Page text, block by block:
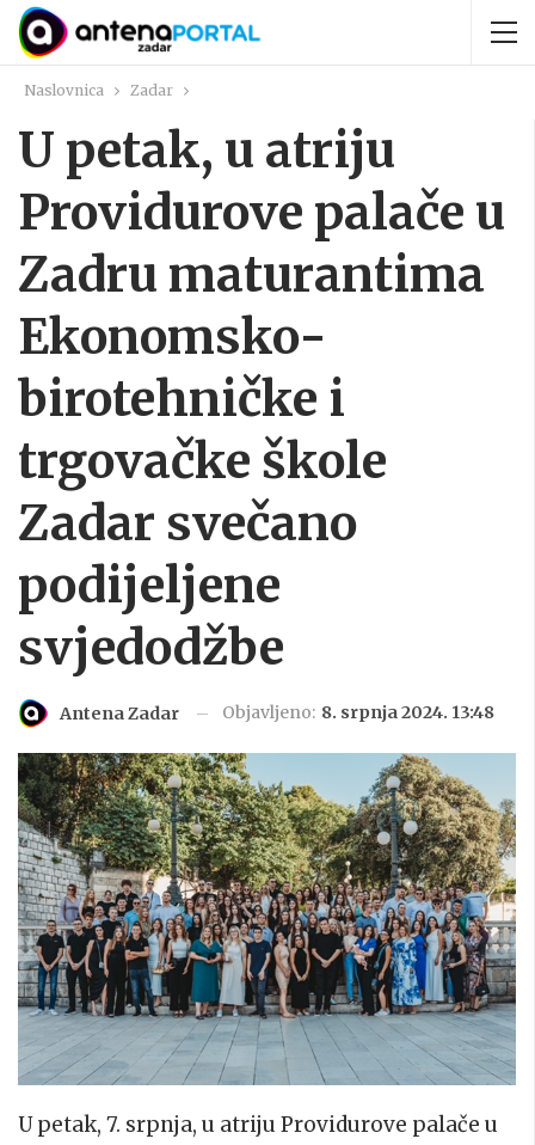
Naslovnica Zadar
U petak, u atriju
Providurove palače u
Zadru maturantima
Ekonomsko-
birotehničke i
trgovačke škole
Zadar svečano
podijeljene
svjedodžbe
Antena Zadar Objavljeno: 8. srpnja 2024. 13:48
U petak, 7. srpnja, u atriju Providurove palače u